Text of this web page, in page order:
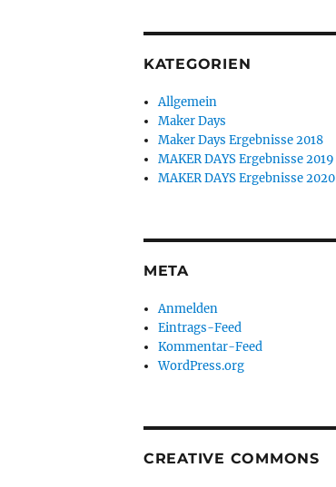
KATEGORIEN
Allgemein
Maker Days
Maker Days Ergebnisse 2018
MAKER DAYS Ergebnisse 2019
MAKER DAYS Ergebnisse 2020
META
Anmelden
Eintrags-Feed
Kommentar-Feed
WordPress.org
CREATIVE COMMONS